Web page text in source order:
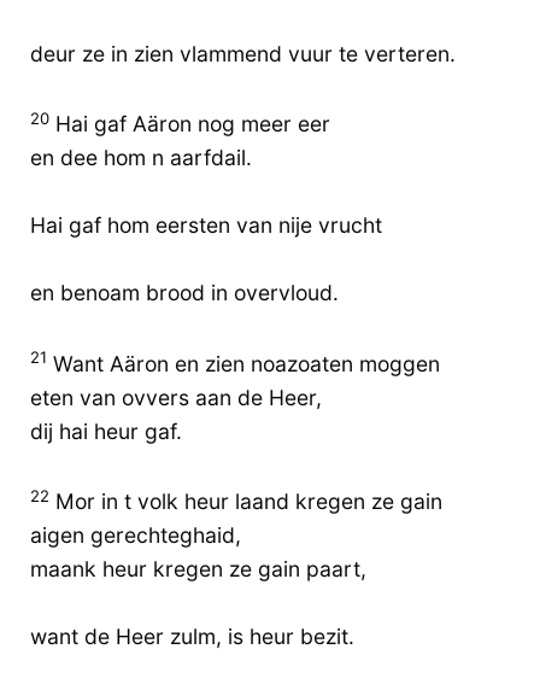
deur ze in zien vlammend vuur te verteren.
20 Hai gaf Aäron nog meer eer
en dee hom n aarfdail.
Hai gaf hom eersten van nije vrucht
en benoam brood in overvloud.
21 Want Aäron en zien noazoaten moggen
eten van ovvers aan de Heer,
dij hai heur gaf.
22 Mor in t volk heur laand kregen ze gain
aigen gerechteghaid,
maank heur kregen ze gain paart,
want de Heer zulm, is heur bezit.